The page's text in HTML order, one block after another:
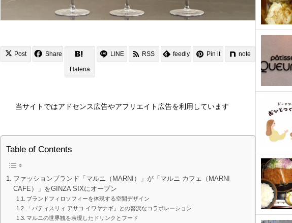
Post Share
Hatena
LINE RSS feedly Pin it note
当サイトではアドセンス広告やアフリエイト広告を利用しています
Table of Contents
ファッションブランド「マルニ（MARNI）」が「マルニ カフェ（MARNI
CAFE）」をGINZA SIXにオープン
ブランドフィロソフィーを体現する空間デザイン
「パティスリィ アサコ イワヤナギ」との贅沢なコラボレーション
マルニの世界観を表現したドリンクとフード